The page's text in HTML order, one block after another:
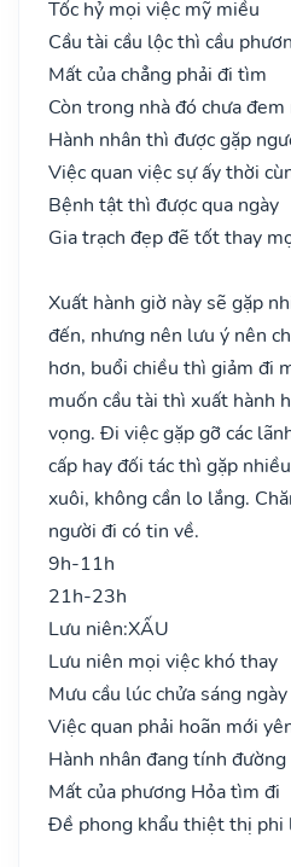
Tốc hỷ mọi việc mỹ miều
Cầu tài cầu lộc thì cầu
Mất của chẳng phải đi tìm
Còn trong nhà đó chưa đem
Hành nhân thì được gặp
Việc quan việc sự ấy thời
Bệnh tật thì được qua ngày
Gia trạch đẹp đẽ tốt thay
Xuất hành giờ này sẽ gặp
đến, nhưng nên lưu ý nên
hơn, buổi chiều thì giảm đi
muốn cầu tài thì xuất hành
vọng. Đi việc gặp gỡ các
cấp hay đối tác thì gặp
xuôi, không cần lo lắng.
người đi có tin về.
9h-11h
21h-23h
Lưu niên:XẤU
Lưu niên mọi việc khó thay
Mưu cầu lúc chửa sáng
Việc quan phải hoãn mới
Hành nhân đang tính đường
Mất của phương Hỏa tìm đi
Đề phong khẩu thiệt thị phi